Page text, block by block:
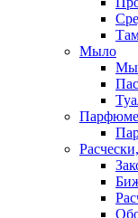
Мыло